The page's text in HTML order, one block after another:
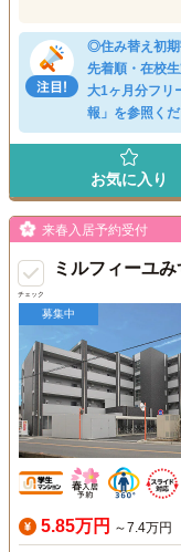
◎住み替え初
先着順・在校
大1ヶ月分フリ
報」を参照く
お気に入り
チェック
来春入居予約受付
ミルフィーユみ
募集中
5.85万円 ～7.4万円